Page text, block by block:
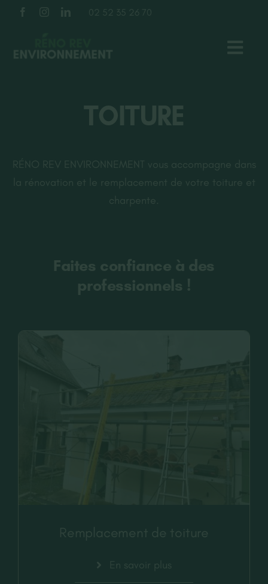
Passer
02 52 35 26 70
ISOLATION
TOITURE
RÉNO REV ENVIRONNEMENT vous accompagne dans
la rénovation et le remplacement de votre toiture et
charpente.
Faites confiance à des
professionnels !
Remplacement de toiture
En savoir plus